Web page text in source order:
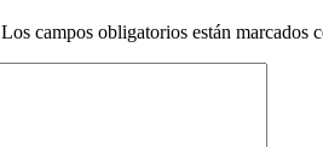
Los campos obligatorios están marcados